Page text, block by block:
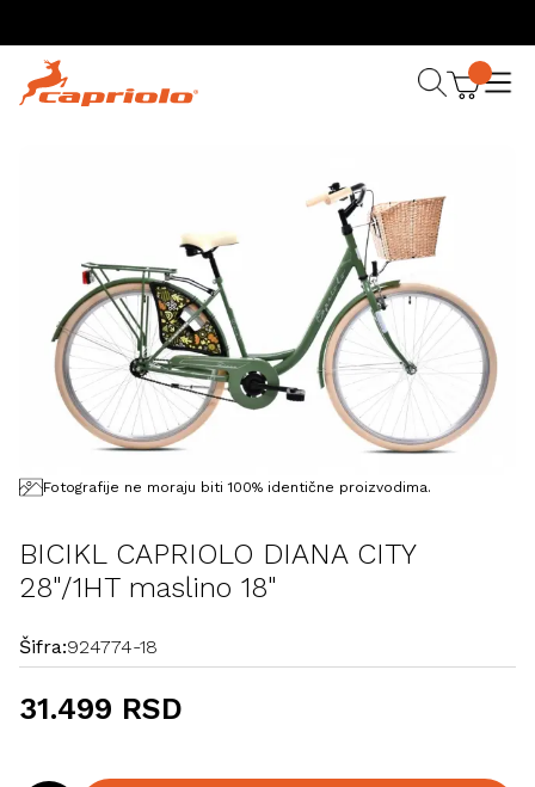
Fotografije ne moraju biti 100% identične proizvodima.
BICIKL CAPRIOLO DIANA CITY
28"/1HT maslino 18"
Šifra:924774-18
31.499 RSD